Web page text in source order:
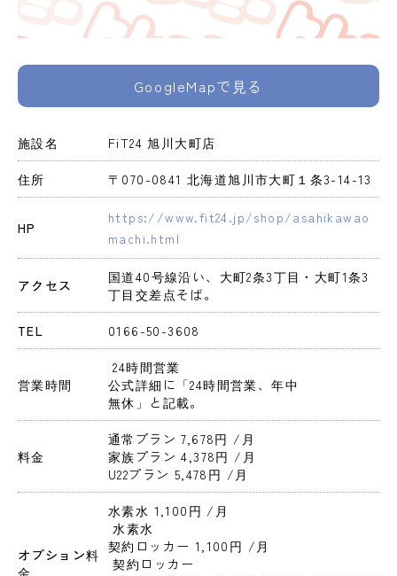
GoogleMapで見る
施設名 FiT24 旭川大町店
住所 〒070-0841 北海道旭川市大町１条3-14-13
HP
https://www.fit24.jp/shop/asahikawao
machi.html
アクセス
国道40号線沿い、大町2条3丁目・大町1条3
丁目交差点そば。
TEL 0166-50-3608
営業時間
24時間営業
公式詳細に「24時間営業、年中
無休」と記載。
料金
通常プラン 7,678円 /月
家族プラン 4,378円 /月
U22プラン 5,478円 /月
オプション料
水素水 1,100円 /月
水素水
契約ロッカー 1,100円 /月
契約ロッカー